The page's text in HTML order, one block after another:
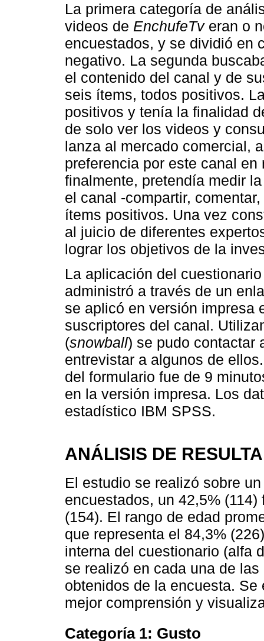
La primera categoría de
videos de EnchufeTveran o
encuestados, y se dividió en
negativo. La segunda
el contenido del canal y de
seis ítems, todos positivos.
positivos y tenía la finalidad
de solo ver los videos y
lanza al mercado comercial,
preferencia por este canal
finalmente, pretendía medir
el canal -compartir,
ítems positivos. Una vez
al juicio de diferentes
lograr los objetivos de la
La aplicación del
administró a través de un
se aplicó en versión impresa
suscriptores del canal.
(snowball) se pudo contactar
entrevistar a algunos de
del formulario fue de 9
en la versión impresa. Los
estadístico IBM SPSS.
ANÁLISIS DE
El estudio se realizó sobre
encuestados, un 42,5%
(154). El rango de edad
que representa el 84,3%
interna del cuestionario (alfa
se realizó en cada una de
obtenidos de la encuesta.
mejor comprensión y
Categoría 1: Gusto